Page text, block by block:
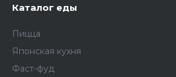
Каталог еды
Пицца
Японская кухня
Фаст-фуд